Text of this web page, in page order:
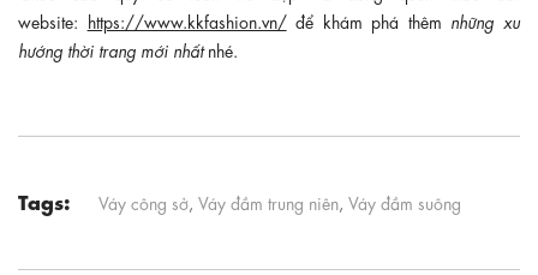
website: https://www.kkfashion.vn/để khám phá thêm những xu
hướng thời trang mới nhấtnhé.
Tags: Váy công sở Váy đầm trung niên Váy đầm suông